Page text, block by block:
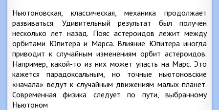
Ньютоновская, классическая, механика продолжает
развиваться. Удивительный результат был получен
несколько лет назад. Пояс астероидов лежит между
орбитами Юпитера и Марса. Влияние Юпитера иногда
приводит к случайным изменениям орбит астероидов.
Например, какой-то из них может упасть на Марс. Это
кажется парадоксальным, но точные ньютоновские
«начала» ведут к случайным движениям малых планет.
Современная физика следует по пути, выбранному
Ньютоном